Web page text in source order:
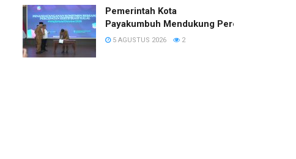
Pemerintah Kota
Payakumbuh Mendukung Percepatan
5 AGUSTUS 2026 2